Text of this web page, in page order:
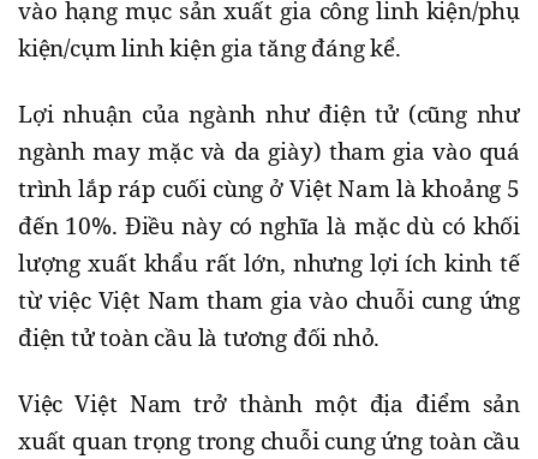
vào hạng mục sản xuất gia công linh kiện/phụ
kiện/cụm linh kiện gia tăng đáng kể.
Lợi nhuận của ngành như điện tử (cũng như
ngành may mặc và da giày) tham gia vào quá
trình lắp ráp cuối cùng ở Việt Nam là khoảng 5
đến 10%. Điều này có nghĩa là mặc dù có khối
lượng xuất khẩu rất lớn, nhưng lợi ích kinh tế
từ việc Việt Nam tham gia vào chuỗi cung ứng
điện tử toàn cầu là tương đối nhỏ.
Việc Việt Nam trở thành một địa điểm sản
xuất quan trọng trong chuỗi cung ứng toàn cầu